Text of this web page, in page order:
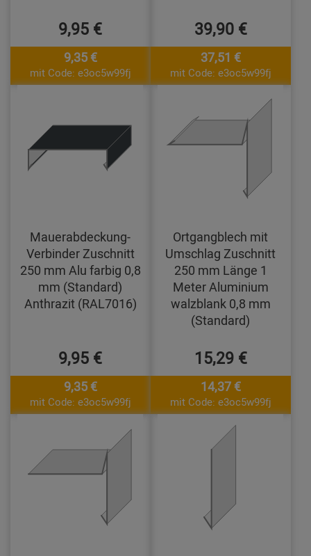
9,95 €
9,35 €
mit Code: e3oc5w99fj
39,90 €
37,51 €
mit Code: e3oc5w99fj
Mauerabdeckung-
Verbinder Zuschnitt
250 mm Alu farbig 0,8
mm (Standard)
Anthrazit (RAL7016)
9,95 €
9,35 €
mit Code: e3oc5w99fj
Ortgangblech mit
Umschlag Zuschnitt
250 mm Länge 1
Meter Aluminium
walzblank 0,8 mm
(Standard)
15,29 €
14,37 €
mit Code: e3oc5w99fj